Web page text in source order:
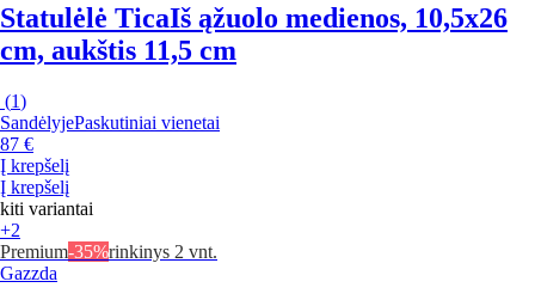
Statulėlė TicaIš ąžuolo medienos, 10,5x26
cm, aukštis 11,5 cm
(1)
SandėlyjePaskutiniai vienetai
87 €
Į krepšelį
Į krepšelį
kiti variantai
+2
Premium-35%rinkinys 2 vnt.
Gazzda